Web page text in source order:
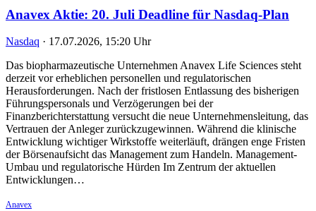
Anavex Aktie: 20. Juli Deadline für Nasdaq-Plan
Nasdaq · 17.07.2026, 15:20 Uhr
Das biopharmazeutische Unternehmen Anavex Life Sciences steht
derzeit vor erheblichen personellen und regulatorischen
Herausforderungen. Nach der fristlosen Entlassung des bisherigen
Führungspersonals und Verzögerungen bei der
Finanzberichterstattung versucht die neue Unternehmensleitung, das
Vertrauen der Anleger zurückzugewinnen. Während die klinische
Entwicklung wichtiger Wirkstoffe weiterläuft, drängen enge Fristen
der Börsenaufsicht das Management zum Handeln. Management-
Umbau und regulatorische Hürden Im Zentrum der aktuellen
Entwicklungen…
Anavex